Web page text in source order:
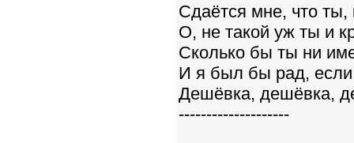
Сдаётся мне, что
О, не такой уж ты и
Сколько бы ты ни
И я был бы рад,
Дешёвка, дешёвка,
--------------------